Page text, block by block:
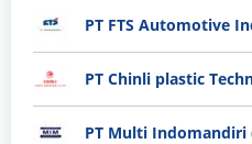
PT FTS Automotive
PT Chinli plastic
PT Multi Indomandiri